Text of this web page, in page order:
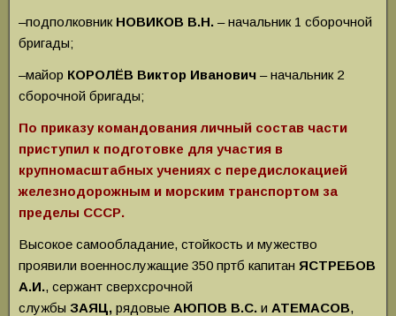
–подполковник НОВИКОВ В.Н. – начальник 1 сборочной
бригады;
–майор КОРОЛЁВ Виктор Иванович – начальник 2
сборочной бригады;
По приказу командования личный состав части
приступил к подготовке для участия в
крупномасштабных учениях с передислокацией
железнодорожным и морским транспортом за
пределы СССР.
Высокое самообладание, стойкость и мужество
проявили военнослужащие 350 пртб капитан ЯСТРЕБОВ
А.И., сержант сверхсрочной
службы ЗАЯЦ, рядовые АЮПОВ В.С. и АТЕМАСОВ,